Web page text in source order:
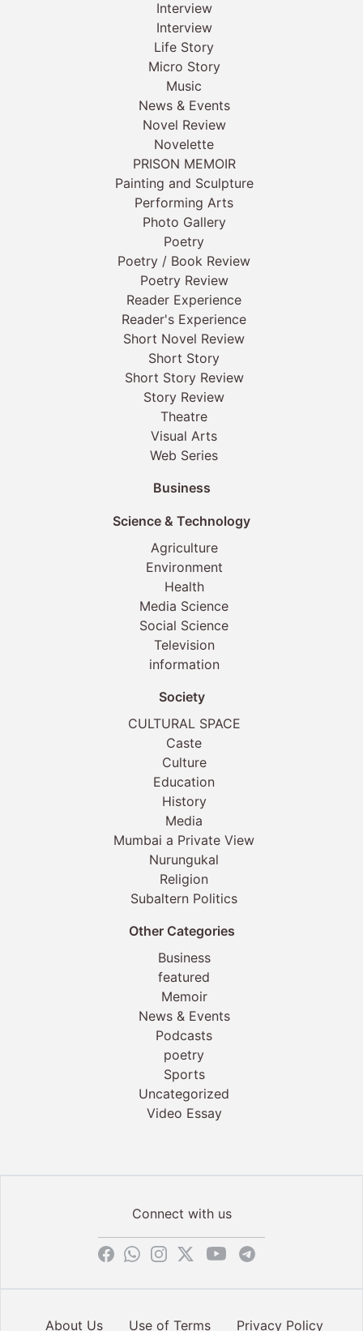
Interview
Interview
Life Story
Micro Story
Music
News & Events
Novel Review
Novelette
PRISON MEMOIR
Painting and Sculpture
Performing Arts
Photo Gallery
Poetry
Poetry / Book Review
Poetry Review
Reader Experience
Reader's Experience
Short Novel Review
Short Story
Short Story Review
Story Review
Theatre
Visual Arts
Web Series
Business
Science & Technology
Agriculture
Environment
Health
Media Science
Social Science
Television
information
Society
CULTURAL SPACE
Caste
Culture
Education
History
Media
Mumbai a Private View
Nurungukal
Religion
Subaltern Politics
Other Categories
Business
featured
Memoir
News & Events
Podcasts
poetry
Sports
Uncategorized
Video Essay
Connect with us
About Us Use of Terms Privacy Policy